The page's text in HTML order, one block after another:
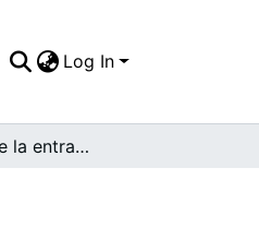
Log In
Vista general de la entrada al parque La Libertad